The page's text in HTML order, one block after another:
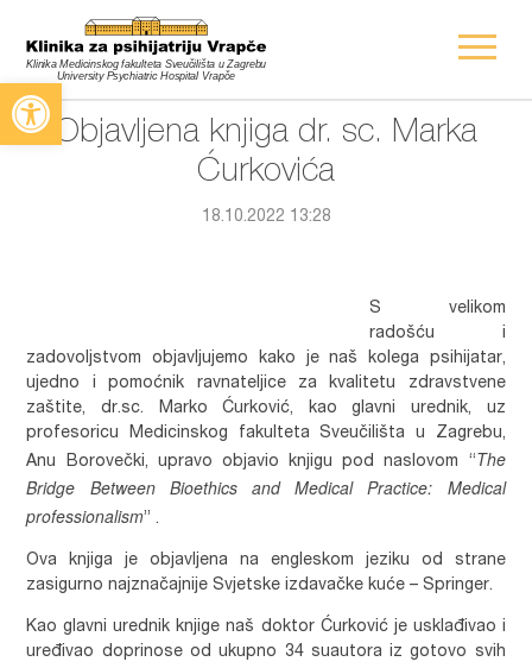
Open toolbar
Objavljena knjiga dr. sc. Marka
Ćurkovića
18.10.2022 13:28
S velikom
radošću i
zadovoljstvom objavljujemo kako je naš kolega psihijatar,
ujedno i pomoćnik ravnateljice za kvalitetu zdravstvene
zaštite, dr.sc. Marko Ćurković, kao glavni urednik, uz
profesoricu Medicinskog fakulteta Sveučilišta u Zagrebu,
Anu Borovečki, upravo objavio knjigu pod naslovom “The
Bridge Between Bioethics and Medical Practice: Medical
professionalism” .
Ova knjiga je objavljena na engleskom jeziku od strane
zasigurno najznačajnije Svjetske izdavačke kuće – Springer.
Kao glavni urednik knjige naš doktor Ćurković je usklađivao i
uređivao doprinose od ukupno 34 suautora iz gotovo svih